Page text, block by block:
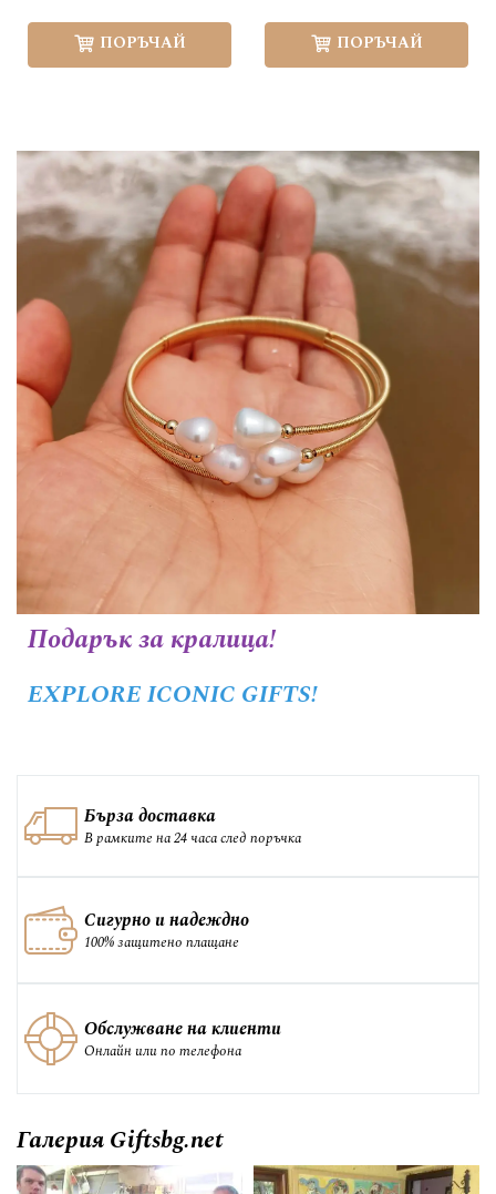
ПОРЪЧАЙ ПОРЪЧАЙ
Подарък за кралица!
EXPLORE ICONIC GIFTS!
Бърза доставка
В рамките на 24 часа след поръчка
Сигурно и надеждно
100% защитено плащане
Обслужване на клиенти
Онлайн или по телефона
Галерия Giftsbg.net